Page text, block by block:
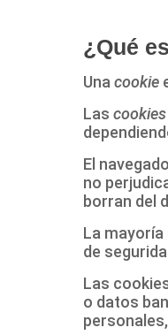
¿Qué
Una cookie
Las cookies
El
no
borran del
La
de
Las
o datos